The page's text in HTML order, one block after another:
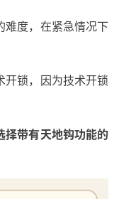
难度，在紧急情况下
开锁，因为技术开锁
择带有天地钩功能的